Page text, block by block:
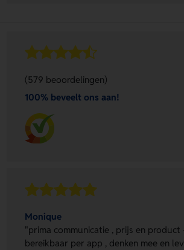
(579 beoordelingen)
100% beveelt ons aan!
Monique
"prima communicatie , prijs en product
bereikbaar per app , denken mee en